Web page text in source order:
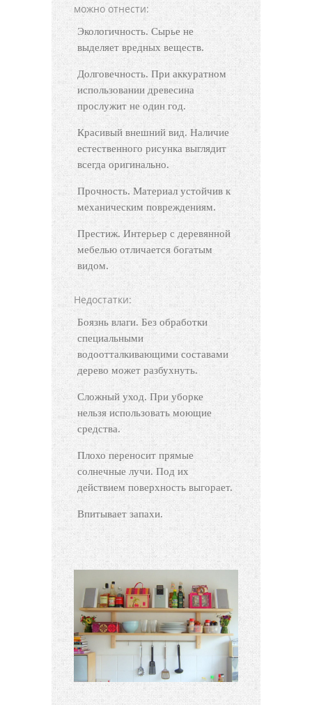
можно отнести:
Экологичность. Сырье не
выделяет вредных веществ.
Долговечность. При аккуратном
использовании древесина
прослужит не один год.
Красивый внешний вид. Наличие
естественного рисунка выглядит
всегда оригинально.
Прочность. Материал устойчив к
механическим повреждениям.
Престиж. Интерьер с деревянной
мебелью отличается богатым
видом.
Недостатки:
Боязнь влаги. Без обработки
специальными
водоотталкивающими составами
дерево может разбухнуть.
Сложный уход. При уборке
нельзя использовать моющие
средства.
Плохо переносит прямые
солнечные лучи. Под их
действием поверхность выгорает.
Впитывает запахи.